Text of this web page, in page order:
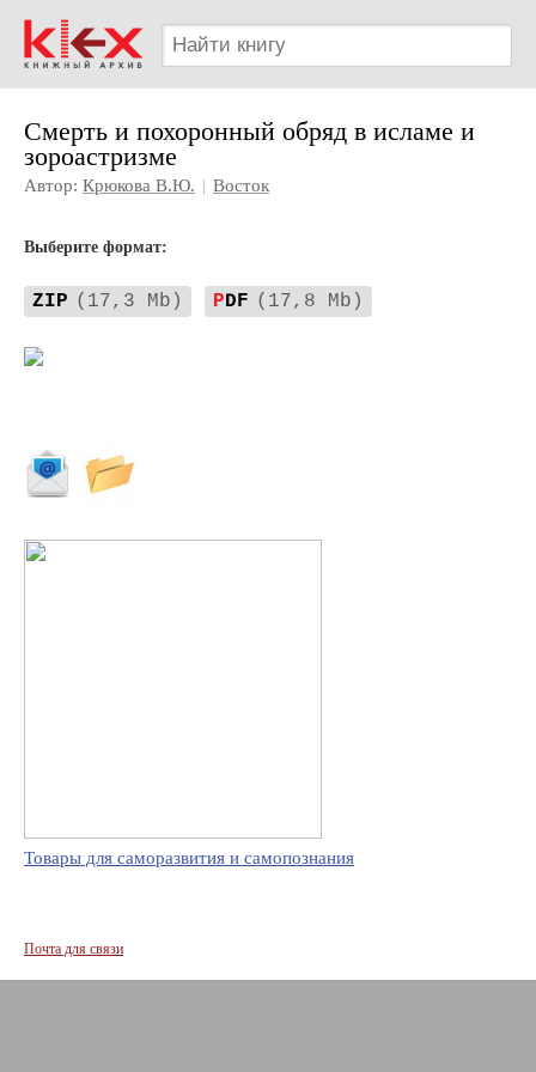
Смерть и похоронный обряд в исламе и
зороастризме
Автор: Крюкова В.Ю. | Восток
Выберите формат:
ZIP (17,3 Mb) PDF (17,8 Mb)
Товары для саморазвития и самопознания
Почта для связи